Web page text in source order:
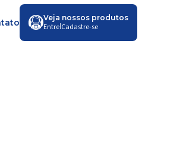
Veja nossos produtos
Entre|Cadastre-se